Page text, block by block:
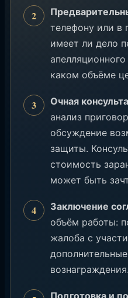
телефону или в
имеет ли дело
каком объёме
Очная
анализ
обсуждение
защиты.
стоимость
может быть
Заключение
объём работы:
жалоба с
вознаграждения.
Подготовка и